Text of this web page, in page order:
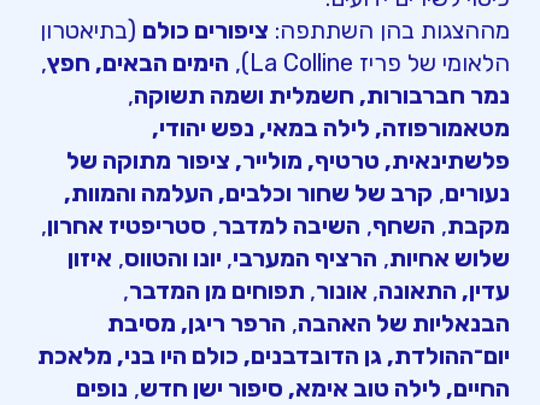
מההצגות בהן השתתפה: ציפורים כולם (בתיאטרון
הלאומי של פריז La Colline),
הימים הבאים, חפץ,
נמר חברבורות, חשמלית ושמה תשוקה,
מטאמורפוזה, לילה במאי, נפש יהודי,
פלשתינאית, טרטיף, מולייר, ציפור מתוקה של
נעורים, קרב של שחור וכלבים, העלמה והמוות,
מקבת, השחף, השיבה למדבר, סטריפטיז אחרון,
שלוש אחיות, הרציף המערבי, יונו והטווס, איזון
עדין, התאונה, אונור, תפוחים מן המדבר,
הבנאליות של האהבה, הרפר ריגן, מסיבת
יום־ההולדת, גן הדובדבנים, כולם היו בני, מלאכת
החיים, לילה טוב אימא, סיפור ישן חדש, נופים